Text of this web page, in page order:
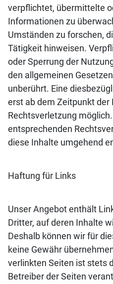
verpflichtet, übermittelte
Informationen zu
Umständen zu forschen,
Tätigkeit hinweisen.
oder Sperrung der
den allgemeinen
unberührt. Eine
erst ab dem Zeitpunkt der
Rechtsverletzung
entsprechenden
diese Inhalte umgehend
Haftung für Links
Unser Angebot enthält
Dritter, auf deren Inhalte
Deshalb können wir für
keine Gewähr
verlinkten Seiten ist stets
Betreiber der Seiten